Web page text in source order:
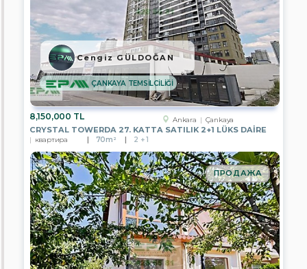
Yalova
Balıkesir
Çanakkale
Çankırı
Çorum
Denizli
Edirne
8,150,000 TL Ankara Çankaya
CRYSTAL TOWERDA 27. KATTA SATILIK 2+1 LÜKS DAİRE
квартира 70m² 2 + 1
ÇANKAYA TEMSİLCİLİĞİ
Cengiz GÜLDOĞAN
ПРОДАЖА